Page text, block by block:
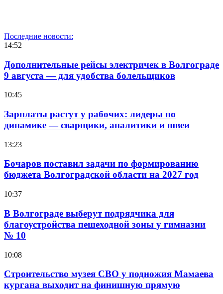
Последние новости:
14:52
Дополнительные рейсы электричек в Волгограде
9 августа — для удобства болельщиков
10:45
Зарплаты растут у рабочих: лидеры по
динамике — сварщики, аналитики и швеи
13:23
Бочаров поставил задачи по формированию
бюджета Волгоградской области на 2027 год
10:37
В Волгограде выберут подрядчика для
благоустройства пешеходной зоны у гимназии
№ 10
10:08
Строительство музея СВО у подножия Мамаева
кургана выходит на финишную прямую